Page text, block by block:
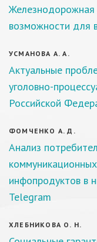
Железнодорожная
возможности для
УСМАНОВА А. А.
Актуальные
уголовно-
Российской
ФОМЧЕНКО А. Д.
Анализ
инфопродуктов в
Telegram
ХЛЕБНИКОВА О. Н.